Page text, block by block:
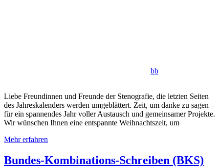
bb
Liebe Freundinnen und Freunde der Stenografie, die letzten Seiten
des Jahreskalenders werden umgeblättert. Zeit, um danke zu sagen –
für ein spannendes Jahr voller Austausch und gemeinsamer Projekte.
Wir wünschen Ihnen eine entspannte Weihnachtszeit, um
Mehr erfahren
Bundes-Kombinations-Schreiben (BKS)